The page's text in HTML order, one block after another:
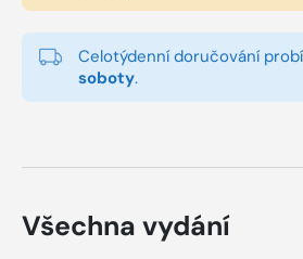
Celotýdenní doručování
soboty.
Všechna vydání